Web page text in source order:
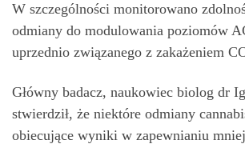
W szczególności monitorowano
odmiany do modulowania poziomów
uprzednio związanego z zakażeniem
Główny badacz, naukowiec biolog dr
stwierdził, że niektóre odmiany
obiecujące wyniki w zapewnianiu